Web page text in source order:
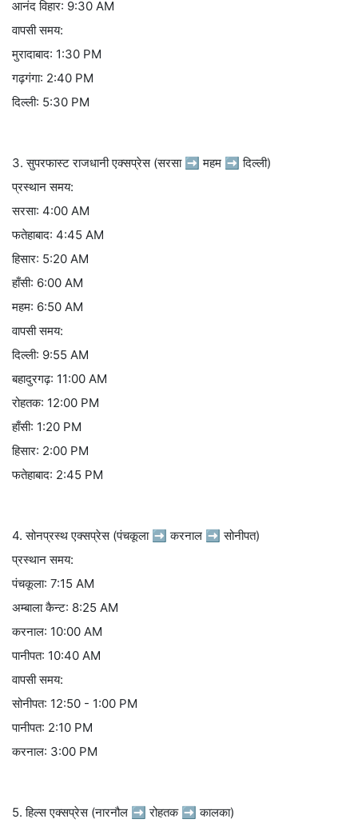
आनंद विहार: 9:30 AM
वापसी समय:
मुरादाबाद: 1:30 PM
गढ़गंगा: 2:40 PM
दिल्ली: 5:30 PM
3. सुपरफास्ट राजधानी एक्सप्रेस (सरसा ➡ महम ➡ दिल्ली)
प्रस्थान समय:
सरसा: 4:00 AM
फतेहाबाद: 4:45 AM
हिसार: 5:20 AM
हाँसी: 6:00 AM
महम: 6:50 AM
वापसी समय:
दिल्ली: 9:55 AM
बहादुरगढ़: 11:00 AM
रोहतक: 12:00 PM
हाँसी: 1:20 PM
हिसार: 2:00 PM
फतेहाबाद: 2:45 PM
4. सोनप्रस्थ एक्सप्रेस (पंचकूला ➡ करनाल ➡ सोनीपत)
प्रस्थान समय:
पंचकूला: 7:15 AM
अम्बाला कैन्ट: 8:25 AM
करनाल: 10:00 AM
पानीपत: 10:40 AM
वापसी समय:
सोनीपत: 12:50 - 1:00 PM
पानीपत: 2:10 PM
करनाल: 3:00 PM
5. हिल्स एक्सप्रेस (नारनौल ➡ रोहतक ➡ कालका)